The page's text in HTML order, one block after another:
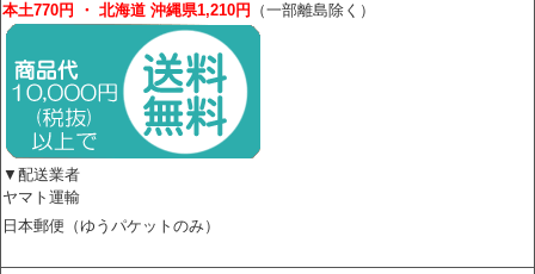
本土770円 ・ 北海道 沖縄県1,210円 （一部離島除く）
▼配送業者
ヤマト運輸
日本郵便（ゆうパケットのみ）